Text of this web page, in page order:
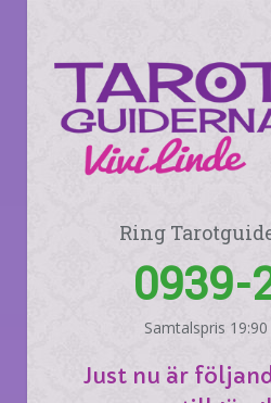
Ring
0939-
Samtalspris
Just nu är